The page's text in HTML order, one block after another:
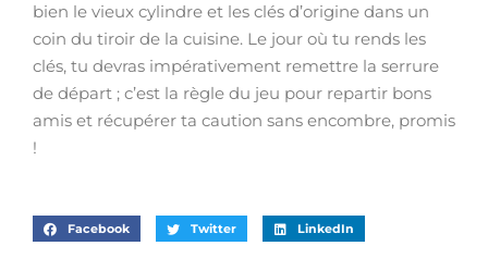
bien le vieux cylindre et les clés d’origine dans un
coin du tiroir de la cuisine. Le jour où tu rends les
clés, tu devras impérativement remettre la serrure
de départ ; c’est la règle du jeu pour repartir bons
amis et récupérer ta caution sans encombre, promis
!
Facebook Twitter LinkedIn